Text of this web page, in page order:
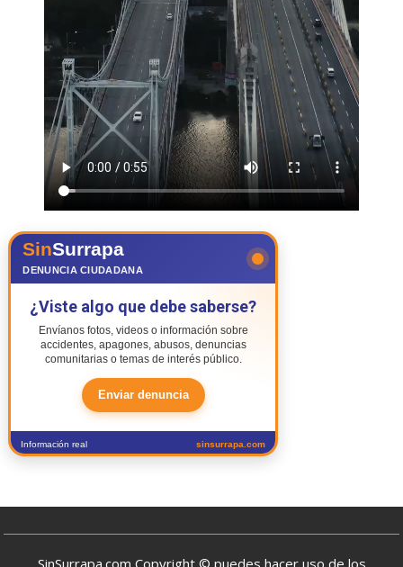
SinSurrapa
DENUNCIA CIUDADANA
¿Viste algo que debe saberse?
Envíanos fotos, videos o información sobre
accidentes, apagones, abusos, denuncias
comunitarias o temas de interés público.
Enviar denuncia
Información real sinsurrapa.com